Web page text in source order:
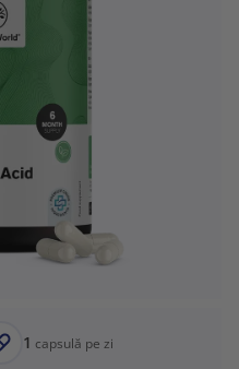
1 capsulă pe zi